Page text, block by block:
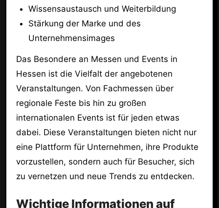
Wissensaustausch und Weiterbildung
Stärkung der Marke und des
Unternehmensimages
Das Besondere an Messen und Events in
Hessen ist die Vielfalt der angebotenen
Veranstaltungen. Von Fachmessen über
regionale Feste bis hin zu großen
internationalen Events ist für jeden etwas
dabei. Diese Veranstaltungen bieten nicht nur
eine Plattform für Unternehmen, ihre Produkte
vorzustellen, sondern auch für Besucher, sich
zu vernetzen und neue Trends zu entdecken.
Wichtige Informationen auf